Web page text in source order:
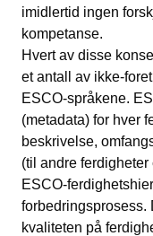
imidlertid ingen
kompetanse.
Hvert av disse
et antall av ikke-
ESCO-språkene.
(metadata) for hver
beskrivelse,
(til andre ferdigheter
ESCO-
forbedringsprosess.
kvaliteten på